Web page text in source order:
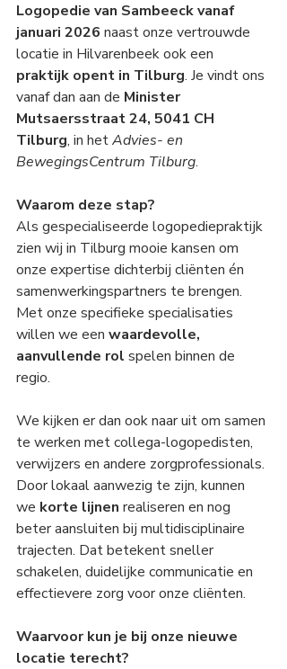
Logopedie van Sambeeck vanaf
januari 2026 naast onze vertrouwde
locatie in Hilvarenbeek ook een
praktijk opent in Tilburg. Je vindt ons
vanaf dan aan de Minister
Mutsaersstraat 24, 5041 CH
Tilburg, in het Advies- en
BewegingsCentrum Tilburg.
Waarom deze stap?
Als gespecialiseerde logopediepraktijk
zien wij in Tilburg mooie kansen om
onze expertise dichterbij cliënten én
samenwerkingspartners te brengen.
Met onze specifieke specialisaties
willen we een waardevolle,
aanvullende rol spelen binnen de
regio.
We kijken er dan ook naar uit om samen
te werken met collega-logopedisten,
verwijzers en andere zorgprofessionals.
Door lokaal aanwezig te zijn, kunnen
we korte lijnen realiseren en nog
beter aansluiten bij multidisciplinaire
trajecten. Dat betekent sneller
schakelen, duidelijke communicatie en
effectievere zorg voor onze cliënten.
Waarvoor kun je bij onze nieuwe
locatie terecht?